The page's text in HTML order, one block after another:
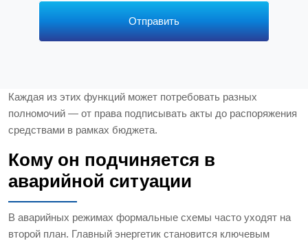
Отправить
Каждая из этих функций может потребовать разных
полномочий — от права подписывать акты до распоряжения
средствами в рамках бюджета.
Кому он подчиняется в
аварийной ситуации
В аварийных режимах формальные схемы часто уходят на
второй план. Главный энергетик становится ключевым